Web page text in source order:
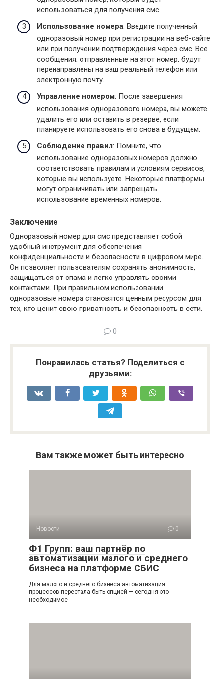
использоваться для получения смс.
Использование номера: Введите полученный
одноразовый номер при регистрации на веб-сайте
или при получении подтверждения через смс. Все
сообщения, отправленные на этот номер, будут
перенаправлены на ваш реальный телефон или
электронную почту.
Управление номером: После завершения
использования одноразового номера, вы можете
удалить его или оставить в резерве, если
планируете использовать его снова в будущем.
Соблюдение правил: Помните, что
использование одноразовых номеров должно
соответствовать правилам и условиям сервисов,
которые вы используете. Некоторые платформы
могут ограничивать или запрещать
использование временных номеров.
Заключение
Одноразовый номер для смс представляет собой
удобный инструмент для обеспечения
конфиденциальности и безопасности в цифровом мире.
Он позволяет пользователям сохранять анонимность,
защищаться от спама и легко управлять своими
контактами. При правильном использовании
одноразовые номера становятся ценным ресурсом для
тех, кто ценит свою приватность и безопасность в сети.
0
Понравилась статья? Поделиться с
друзьями:
Вам также может быть интересно
Новости 0
Ф1 Групп: ваш партнёр по
автоматизации малого и среднего
бизнеса на платформе СБИС
Для малого и среднего бизнеса автоматизация
процессов перестала быть опцией — сегодня это
необходимое